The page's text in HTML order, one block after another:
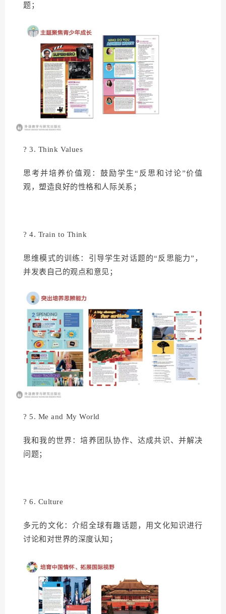
题；
? 3. Think Values
思考并培养价值观：鼓励学生“反思和讨论”价值
观，塑造良好的性格和人际关系；
? 4. Train to Think
思维模式的训练：引导学生对话题的“反思能力”，
并发表自己的观点和意见；
? 5. Me and My World
我和我的世界：培养团队协作、达成共识、并解决
问题；
? 6. Culture
多元的文化：介绍全球有趣话题，用文化知识进行
讨论和对世界的深度认知；